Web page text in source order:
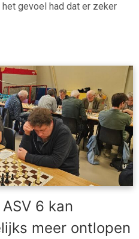
gevoel had dat er zeker
6 kan
meer ontlopen